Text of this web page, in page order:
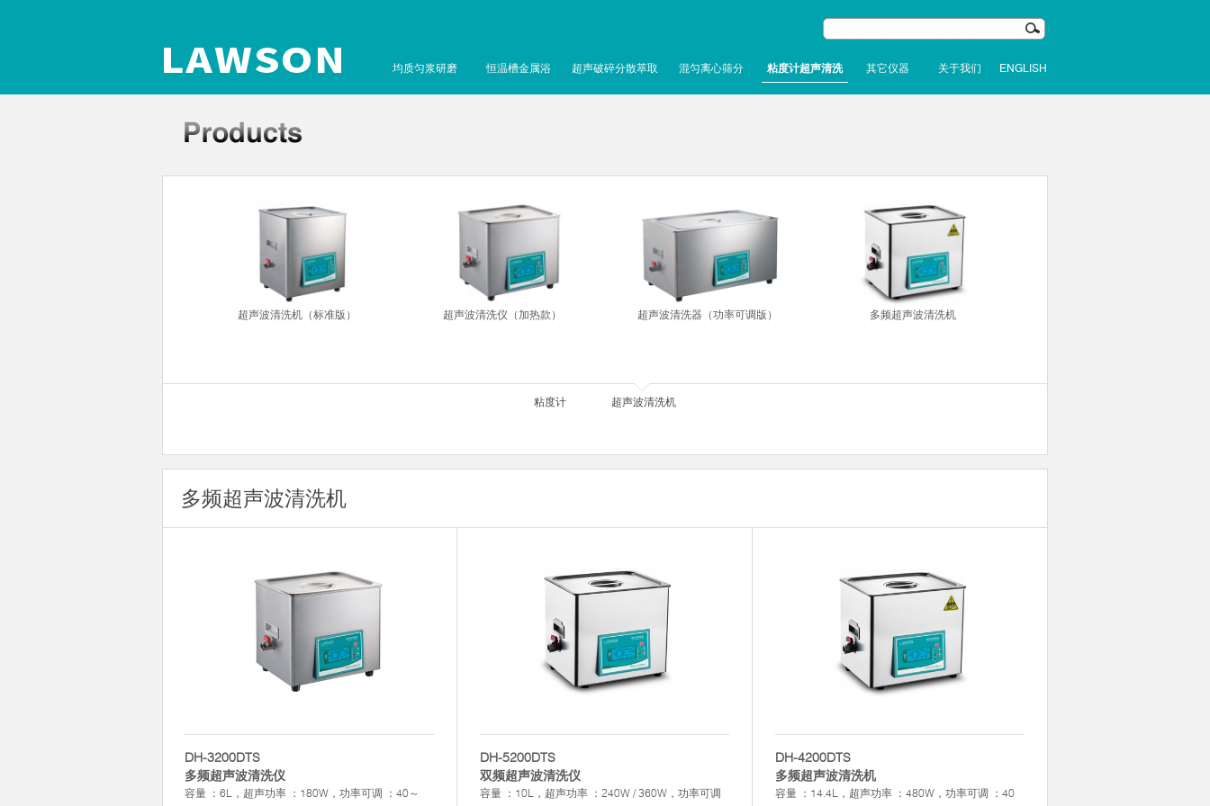
均质匀浆研磨 恒温槽金属浴 超声破碎分散萃取 混匀离心筛分 粘度计超声清洗 其它仪器 关于我们 ENGLISH
超声波清洗机（标准版） 超声波清洗仪（加热款） 超声波清洗器（功率可调版） 多频超声波清洗机
粘度计 超声波清洗机
多频超声波清洗机
DH-3200DTS
多频超声波清洗仪
容量 ：6L，超声功率 ：180W，功率可调 ：40～
DH-5200DTS
双频超声波清洗仪
容量 ：10L，超声功率 ：240W / 360W，功率可调
DH-4200DTS
多频超声波清洗机
容量 ：14.4L，超声功率 ：480W，功率可调 ：40